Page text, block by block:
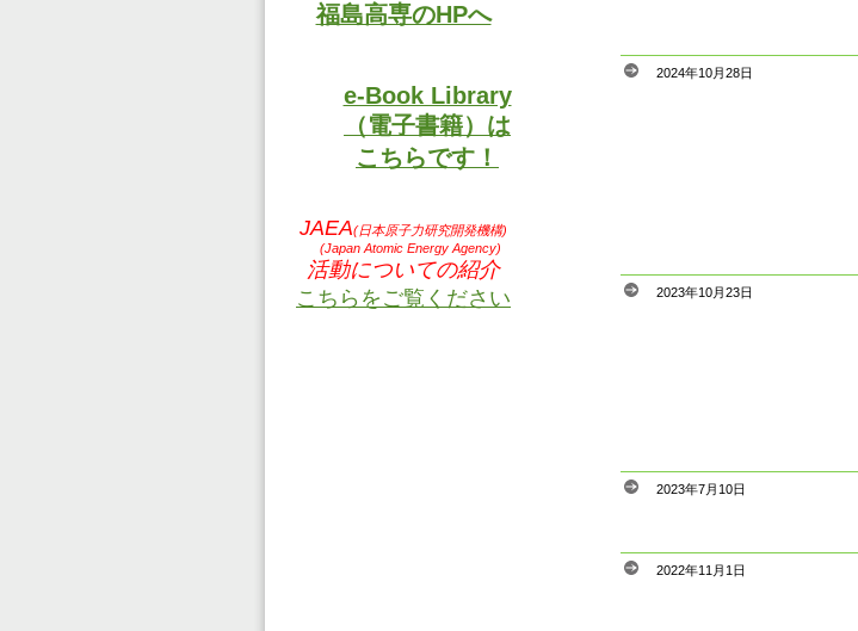
2024年10月28日
2023年10月23日
2023年7月10日
2022年11月1日
福島高専のHPへ
e-Book Library
（電子書籍）は
こちらです！
JAEA(日本原子力研究開発機構)
(Japan Atomic Energy Agency)
活動についての紹介
こちらをご覧ください